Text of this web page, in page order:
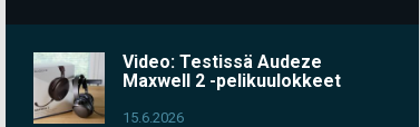
Video: Testissä Audeze
Maxwell 2 -pelikuulokkeet
15.6.2026